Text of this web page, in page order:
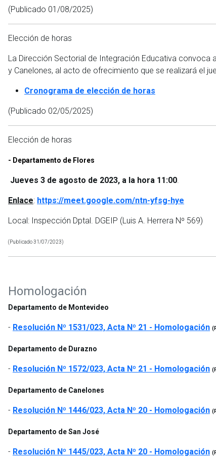
(Publicado 01/08/2025)
Elección de horas
La Dirección Sectorial de Integración Educativa
y Canelones, al acto de ofrecimiento que se realizará el
Cronograma de elección de horas
(Publicado 02/05/2025)
Elección de horas
- Departamento de Flores
Jueves 3 de agosto de 2023, a la hora 11:00.
Enlace: https://meet.google.com/ntn-yfsg-hye
Local: Inspección Dptal. DGEIP (Luis A. Herrera Nº 569)
(Publicado 31/07/2023)
Homologación
Departamento de Montevideo
- Resolución Nº 1531/023, Acta Nº 21 - Homologación
Departamento de Durazno
- Resolución Nº 1572/023, Acta Nº 21 - Homologación
Departamento de Canelones
- Resolución Nº 1446/023, Acta Nº 20 - Homologación
Departamento de San José
- Resolución Nº 1445/023, Acta Nº 20 - Homologación